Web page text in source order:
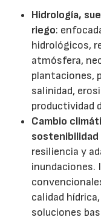
Hidrología,
riego:
hidrológicos,
atmósfera,
plantaciones,
salinidad,
productividad
Cambio
resiliencia y
inundaciones.
calidad
soluciones